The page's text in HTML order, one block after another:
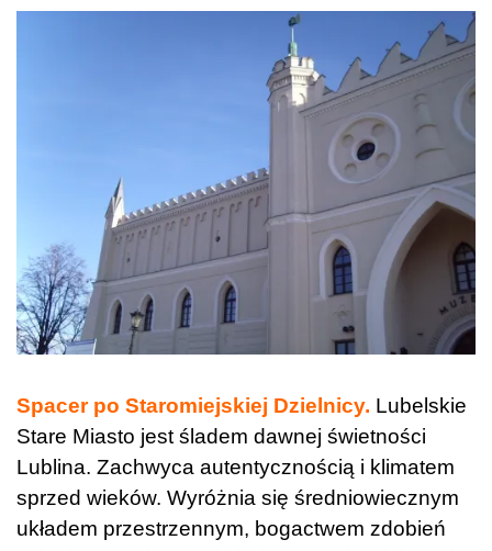
Spacer po Staromiejskiej Dzielnicy. Lubelskie
Stare Miasto jest śladem dawnej świetności
Lublina. Zachwyca autentycznością i klimatem
sprzed wieków. Wyróżnia się średniowiecznym
układem przestrzennym, bogactwem zdobień